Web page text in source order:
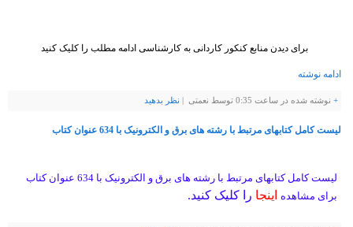
برای دیدن منابع کنکور کاردانی به کارشناسی ادامه مطلب را کلیک کنید
ادامه نوشته
+ نوشته شده در ساعت 0:35 توسط نعمتی | نظر بدهيد
لیست کامل کتابهای مرتبط با رشته های برق و الکترونیک با 634 عنوان کتاب
لیست کامل کتابهای مرتبط با رشته های برق و الکترونیک با 634 عنوان کتاب
برای مشاهده
اینجا را کلیک کنید.